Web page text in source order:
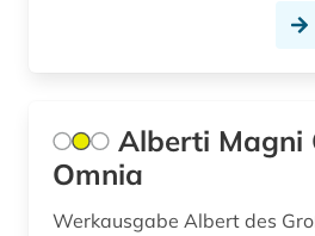
brief (1)
Tschechische Republik (3)
USA (13)
Ukraine (2)
Alberti Magni
Omnia
Werkausgabe Albert des